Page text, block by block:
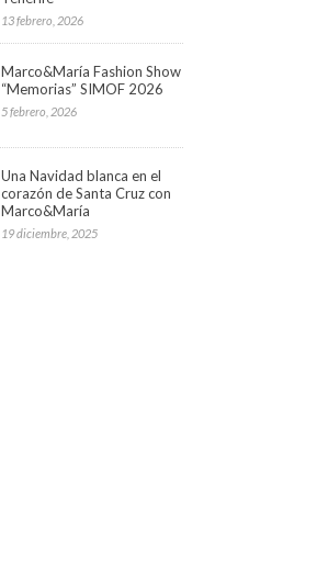
13 febrero, 2026
Marco&María Fashion Show
“Memorias” SIMOF 2026
5 febrero, 2026
Una Navidad blanca en el
corazón de Santa Cruz con
Marco&María
19 diciembre, 2025